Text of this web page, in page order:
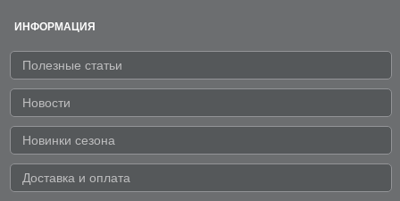
ИНФОРМАЦИЯ
Полезные статьи
Новости
Новинки сезона
Доставка и оплата